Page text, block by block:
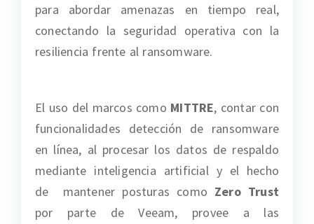
para abordar amenazas en tiempo real,
conectando la seguridad operativa con la
resiliencia frente al ransomware.
El uso del marcos como MITTRE, contar con
funcionalidades detección de ransomware
en línea, al procesar los datos de respaldo
mediante inteligencia artificial y el hecho
de mantener posturas como Zero Trust
por parte de Veeam, provee a las